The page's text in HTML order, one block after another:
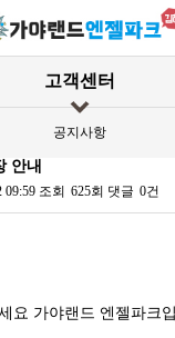
고객센터
공지사항
안내
09:59 조회 625회 댓글 0건
요 가야랜드 엔젤파크